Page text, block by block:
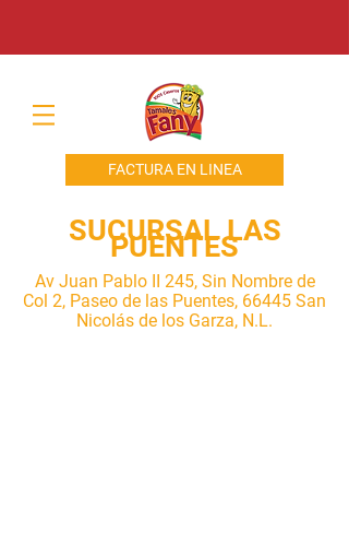
FACTURA EN LINEA
SUCURSAL LAS
PUENTES
Av Juan Pablo II 245, Sin Nombre de
Col 2, Paseo de las Puentes, 66445 San
Nicolás de los Garza, N.L.